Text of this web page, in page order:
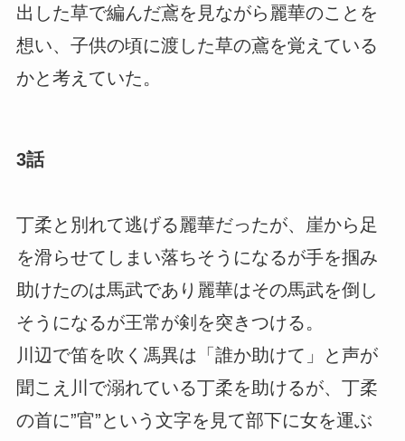
出した草で編んだ鳶を見ながら麗華のことを
想い、子供の頃に渡した草の鳶を覚えている
かと考えていた。
3話
丁柔と別れて逃げる麗華だったが、崖から足
を滑らせてしまい落ちそうになるが手を掴み
助けたのは馬武であり麗華はその馬武を倒し
そうになるが王常が剣を突きつける。
川辺で笛を吹く馮異は「誰か助けて」と声が
聞こえ川で溺れている丁柔を助けるが、丁柔
の首に”官”という文字を見て部下に女を運ぶ